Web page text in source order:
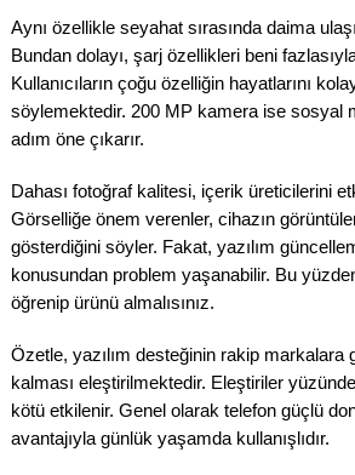
Aynı özellikle seyahat sırasında daima
Bundan dolayı, şarj özellikleri beni
Kullanıcıların çoğu özelliğin hayatlarını
söylemektedir. 200 MP kamera ise sosyal
adım öne çıkarır.
Dahası fotoğraf kalitesi, içerik üreticilerini
Görselliğe önem verenler, cihazın
gösterdiğini söyler. Fakat, yazılım
konusundan problem yaşanabilir. Bu
öğrenip ürünü almalısınız.
Özetle, yazılım desteğinin rakip markalara
kalması eleştirilmektedir. Eleştiriler
kötü etkilenir. Genel olarak telefon güçlü
avantajıyla günlük yaşamda kullanışlıdır.